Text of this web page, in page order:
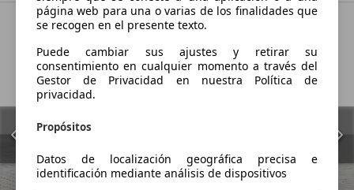
página web para una o varias de los finalidades que
se recogen en el presente texto.
Puede cambiar sus ajustes y retirar su
consentimiento en cualquier momento a través del
Gestor de Privacidad en nuestra Política de
privacidad.
Propósitos
Datos de localización geográfica precisa e
identificación mediante análisis de dispositivos